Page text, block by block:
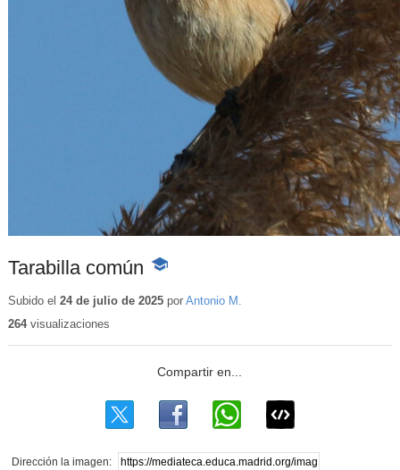
Tarabilla común
-
educativo
Subido el 24 de julio de 2025por Antonio M.
264visualizaciones
Dirección la imagen: